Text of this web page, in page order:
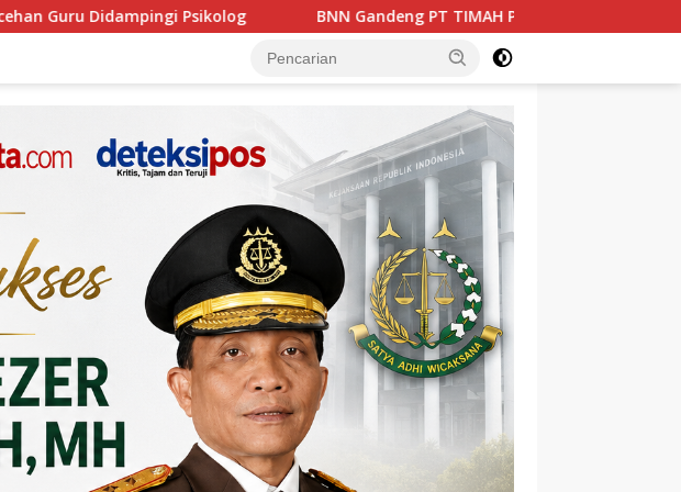
BNN Gandeng PT TIMAH Perkuat Pencegahan Narkoba di Lingkungan Kerja dan